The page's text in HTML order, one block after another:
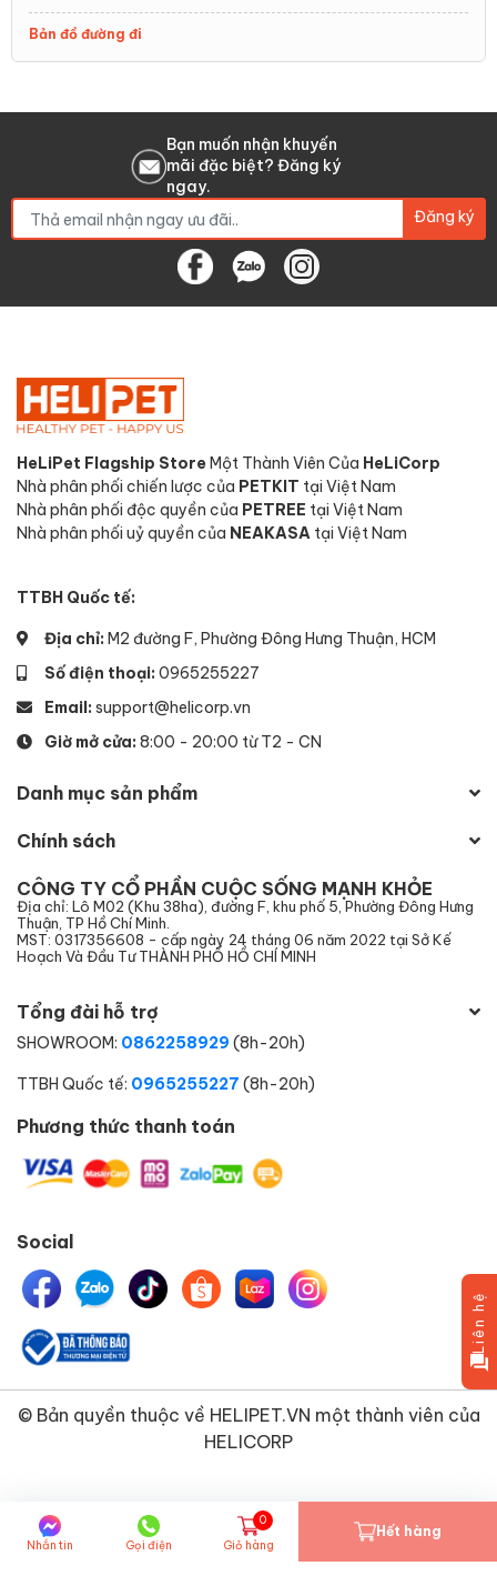
Bản đồ đường đi
Bạn muốn nhận khuyến
mãi đặc biệt? Đăng ký
ngay.
Đăng ký
HeLiPet Flagship StoreMột Thành Viên Của HeLiCorp
Nhà phân phối chiến lược của PETKIT tại Việt Nam
Nhà phân phối độc quyền của PETREE tại Việt Nam
Nhà phân phối uỷ quyền của NEAKASA tại Việt Nam
TTBH Quốc tế:
Địa chỉ: M2 đường F, Phường Đông Hưng Thuận, HCM
Số điện thoại: 0965255227
Email: support@helicorp.vn
Giờ mở cửa: 8:00 - 20:00 từ T2 - CN
Danh mục sản phẩm
Chính sách
CÔNG TY CỔ PHẦN CUỘC SỐNG MẠNH KHỎE
Địa chỉ: Lô M02 (Khu 38ha), đường F, khu phố 5, Phường Đông Hưng
Thuận, TP Hồ Chí Minh.
MST: 0317356608 - cấp ngày 24 tháng 06 năm 2022 tại Sở Kế
Hoạch Và Đầu Tư THÀNH PHỐ HỒ CHÍ MINH
Tổng đài hỗ trợ
SHOWROOM: 0862258929 (8h-20h)
TTBH Quốc tế: 0965255227 (8h-20h)
Phương thức thanh toán
Social
© Bản quyền thuộc về HELIPET.VN một thành viên của
HELICORP
Liên hệ
Nhắn tin Gọi điện
0
Giỏ hàng
Hết hàng